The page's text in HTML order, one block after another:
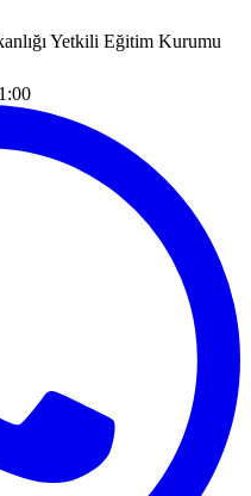
Yetkili Eğitim Kurumu